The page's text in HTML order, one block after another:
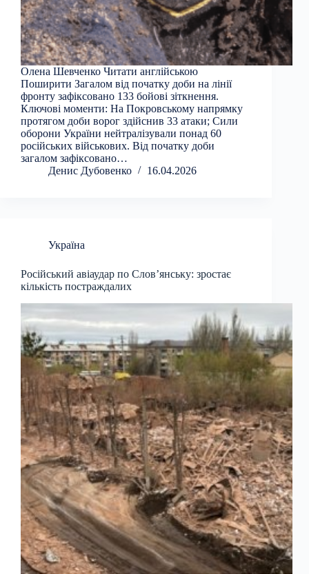
Олена Шевченко Читати англійською
Поширити Загалом від початку доби на лінії
фронту зафіксовано 133 бойові зіткнення.
Ключові моменти: На Покровському напрямку
протягом доби ворог здійснив 33 атаки; Сили
оборони України нейтралізували понад 60
російських військових. Від початку доби
загалом зафіксовано…
Денис Дубовенко
16.04.2026
Україна
Російський авіаудар по Слов’янську: зростає
кількість постраждалих